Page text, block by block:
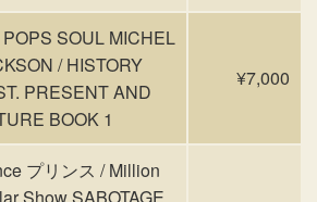
SOUL MICHEL
/ HISTORY
PRESENT AND
BOOK 1
¥7,000
プリンス / Million